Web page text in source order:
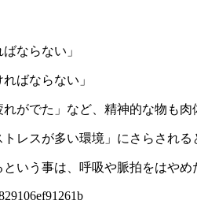
ならない」
ばならない」
れがでた」など、精神的な物も
レスが多い環境」にさらされる
いう事は、呼吸や脈拍をはや